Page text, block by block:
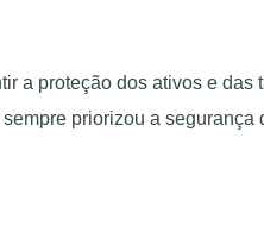
a proteção dos ativos e das
priorizou a segurança